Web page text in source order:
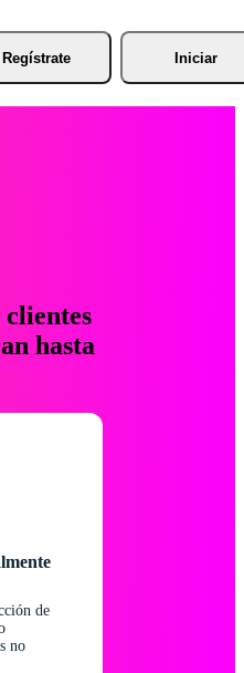
Regístrate Iniciar
clientes
hasta
de
no